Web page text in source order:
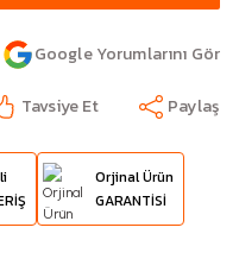
Google Yorumlarını Gör
Tavsiye Et Paylaş
Orjinal Ürün
GARANTİSİ